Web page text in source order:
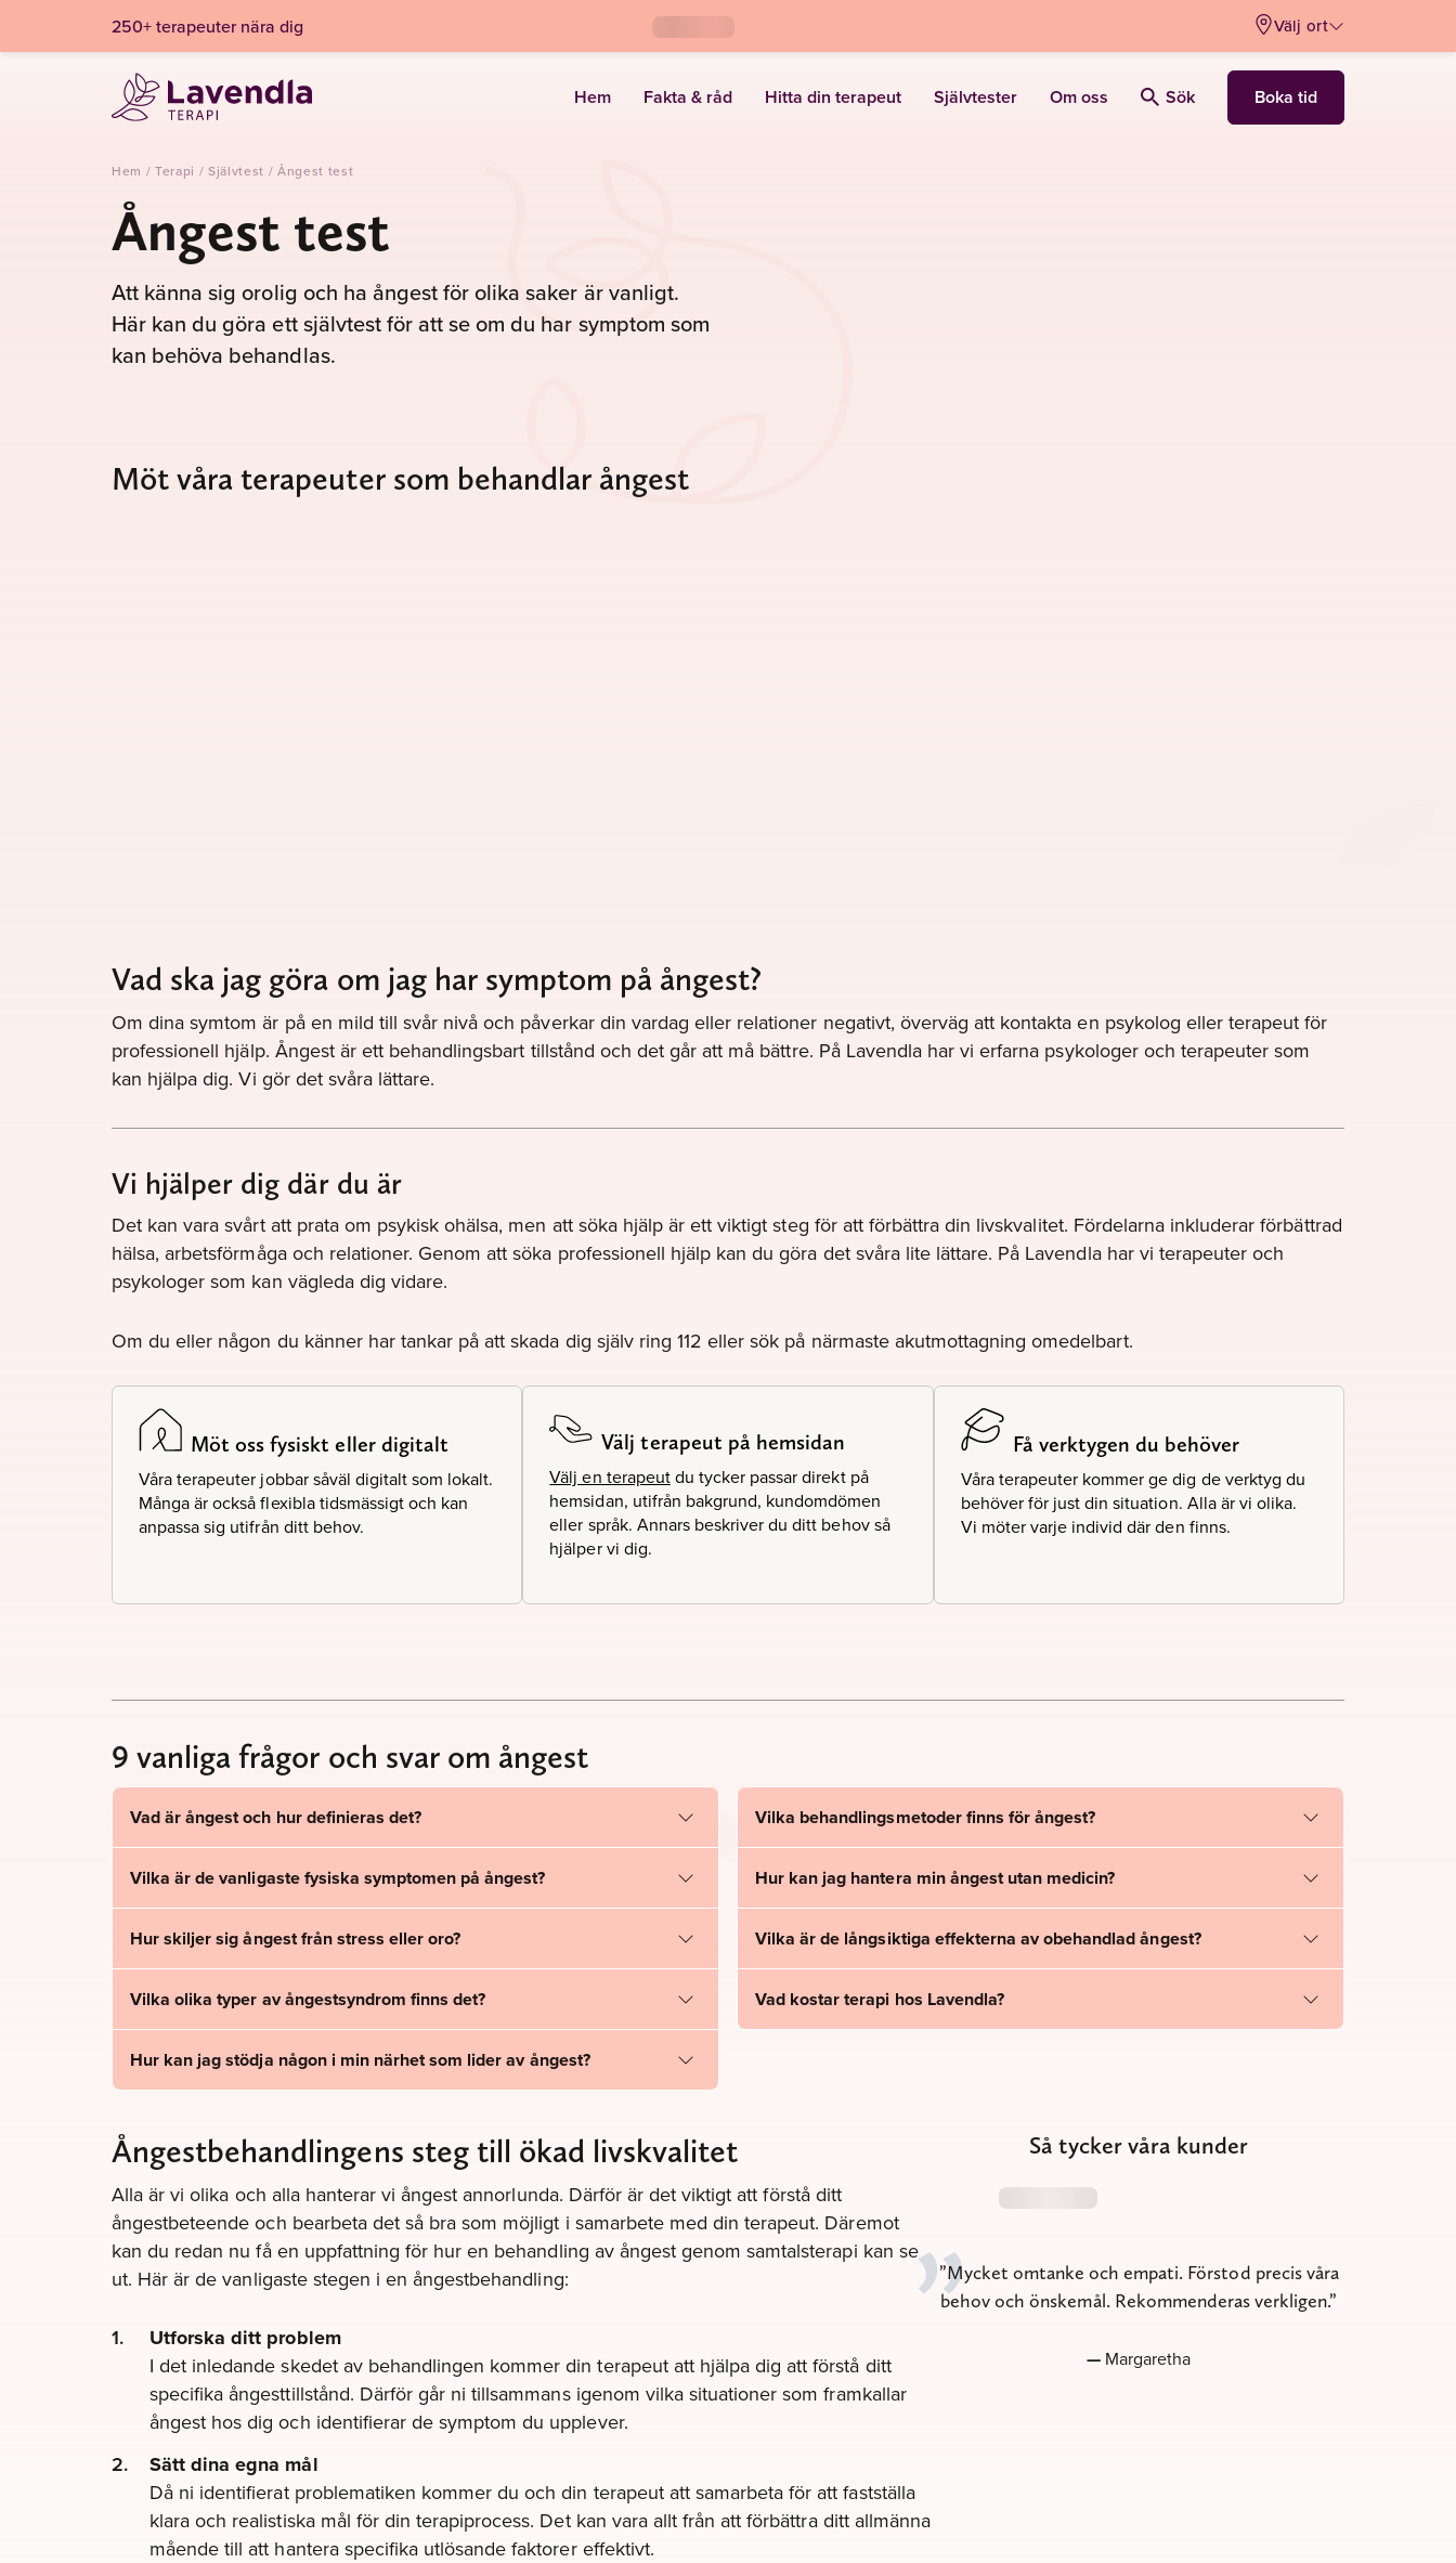
250+ terapeuter nära dig Välj ort
Hem Fakta & råd Hitta din terapeut Självtester Om oss Sök Boka tid
Hem / Terapi / Självtest / Ångest test
Ångest test
Att känna sig orolig och ha ångest för olika saker är vanligt.
Här kan du göra ett självtest för att se om du har symptom som
kan behöva behandlas.
Möt våra terapeuter som behandlar ångest
Vad ska jag göra om jag har symptom på ångest?
Om dina symtom är på en mild till svår nivå och påverkar din vardag eller relationer negativt, överväg att kontakta en psykolog eller terapeut för
professionell hjälp. Ångest är ett behandlingsbart tillstånd och det går att må bättre. På Lavendla har vi erfarna psykologer och terapeuter som
kan hjälpa dig. Vi gör det svåra lättare.
Vi hjälper dig där du är
Det kan vara svårt att prata om psykisk ohälsa, men att söka hjälp är ett viktigt steg för att förbättra din livskvalitet. Fördelarna inkluderar förbättrad
hälsa, arbetsförmåga och relationer. Genom att söka professionell hjälp kan du göra det svåra lite lättare. På Lavendla har vi terapeuter och
psykologer som kan vägleda dig vidare.
Om du eller någon du känner har tankar på att skada dig själv ring 112 eller sök på närmaste akutmottagning omedelbart.
Möt oss fysiskt eller digitalt
Våra terapeuter jobbar såväl digitalt som lokalt.
Många är också flexibla tidsmässigt och kan
anpassa sig utifrån ditt behov.
Välj terapeut på hemsidan
Välj en terapeutdu tycker passar direkt på
hemsidan, utifrån bakgrund, kundomdömen
eller språk. Annars beskriver du ditt behov så
hjälper vi dig.
Få verktygen du behöver
Våra terapeuter kommer ge dig de verktyg du
behöver för just din situation. Alla är vi olika.
Vi möter varje individ där den finns.
9 vanliga frågor och svar om ångest
Vad är ångest och hur definieras det?
Vilka är de vanligaste fysiska symptomen på ångest?
Hur skiljer sig ångest från stress eller oro?
Vilka olika typer av ångestsyndrom finns det?
Hur kan jag stödja någon i min närhet som lider av ångest?
Vilka behandlingsmetoder finns för ångest?
Hur kan jag hantera min ångest utan medicin?
Vilka är de långsiktiga effekterna av obehandlad ångest?
Vad kostar terapi hos Lavendla?
Ångestbehandlingens steg till ökad livskvalitet
Alla är vi olika och alla hanterar vi ångest annorlunda. Därför är det viktigt att förstå ditt
ångestbeteende och bearbeta det så bra som möjligt i samarbete med din terapeut. Däremot
kan du redan nu få en uppfattning för hur en behandling av ångest genom samtalsterapi kan se
ut. Här är de vanligaste stegen i en ångestbehandling:
Utforska ditt problem
I det inledande skedet av behandlingen kommer din terapeut att hjälpa dig att förstå ditt
specifika ångesttillstånd. Därför går ni tillsammans igenom vilka situationer som framkallar
ångest hos dig och identifierar de symptom du upplever.
Sätt dina egna mål
Då ni identifierat problematiken kommer du och din terapeut att samarbeta för att fastställa
klara och realistiska mål för din terapiprocess. Det kan vara allt från att förbättra ditt allmänna
mående till att hantera specifika utlösande faktorer effektivt.
Så tycker våra kunder
Mycket omtanke och empati. Förstod precis våra
behov och önskemål. Rekommenderas verkligen.
Margaretha